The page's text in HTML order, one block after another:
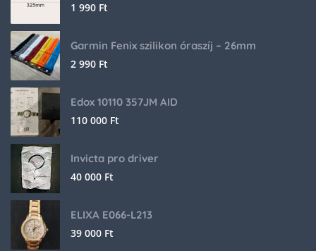
1 990 Ft
Garmin Fenix szilikon óraszíj – 26mm
2 990 Ft
Edox 10110 357JM AID
110 000 Ft
Invicta pro driver
40 000 Ft
ELIXA E066-L213
39 000 Ft